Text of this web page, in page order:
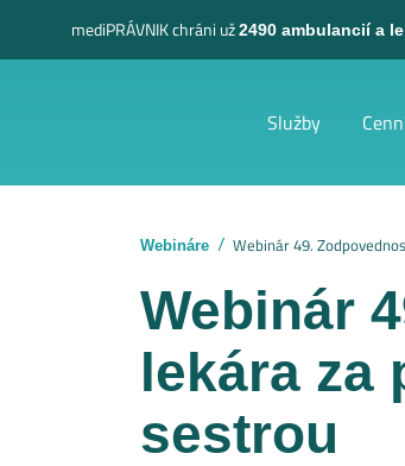
mediPRÁVNIKchráni už2490 ambulancií a
Služby
Webináre Webinár 49.
Webinár
lekára za
sestrou